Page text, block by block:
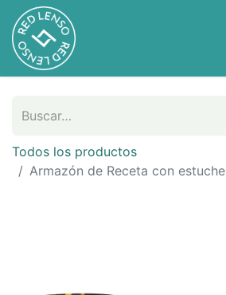
Todos los productos
Armazón de Receta con estuche